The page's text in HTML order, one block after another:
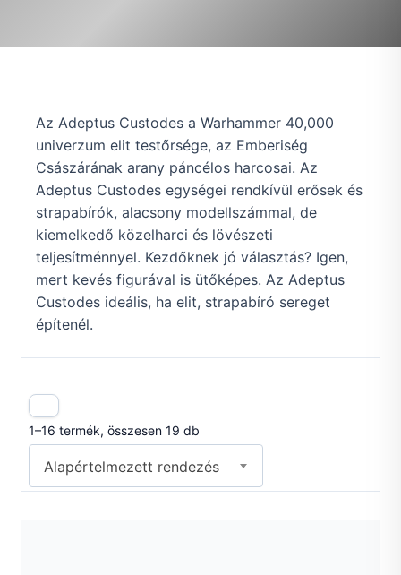
Az Adeptus Custodes a Warhammer 40,000
univerzum elit testőrsége, az Emberiség
Császárának arany páncélos harcosai. Az
Adeptus Custodes egységei rendkívül erősek és
strapabírók, alacsony modellszámmal, de
kiemelkedő közelharci és lövészeti
teljesítménnyel. Kezdőknek jó választás? Igen,
mert kevés figurával is ütőképes. Az Adeptus
Custodes ideális, ha elit, strapabíró sereget
építenél.
1–16 termék, összesen 19 db
Alapértelmezett rendezés